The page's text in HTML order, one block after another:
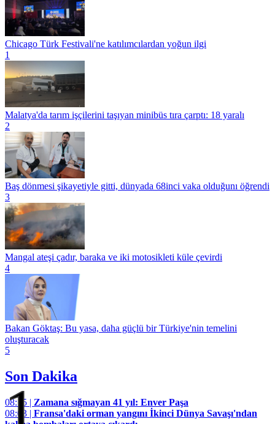
Chicago Türk Festivali'ne katılımcılardan yoğun ilgi
1
Malatya'da tarım işçilerini taşıyan minibüs tıra çarptı: 18 yaralı
2
Baş dönmesi şikayetiyle gitti, dünyada 68inci vaka olduğunı öğrendi
3
Mangal ateşi çadır, baraka ve iki motosikleti küle çevirdi
4
Bakan Göktaş: Bu yasa, daha güçlü bir Türkiye'nin temelini
oluşturacak
5
Son Dakika
08:15 | Zamana sığmayan 41 yıl: Enver Paşa
08:03 | Fransa'daki orman yangını İkinci Dünya Savaşı'ndan